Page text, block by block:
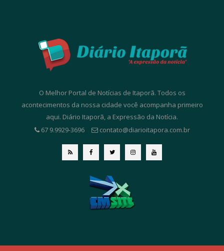
O Melhor Portal de Notícias de Itaporã. Todos os
acontecimentos da nossa cidade você acompanha primeiro
aqui. Diário Itaporã, a Expressão da Notícia.
67 9.9929-3696
contato@diarioitapora.com.br